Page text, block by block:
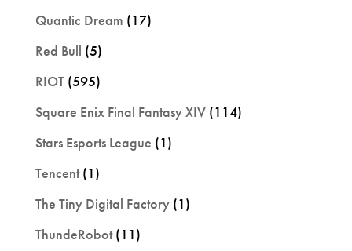
Quantic Dream (17)
Red Bull (5)
RIOT(595)
Square Enix Final Fantasy XIV(114)
Stars Esports League (1)
Tencent(1)
The Tiny Digital Factory(1)
ThundeRobot(11)